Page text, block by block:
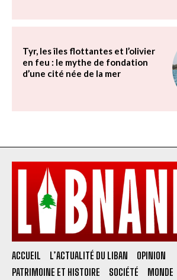
Tyr, les îles flottantes et l’olivier
en feu : le mythe de fondation
d’une cité née de la mer
ACCUEIL L’ACTUALITÉ DU LIBAN
OPINION
PATRIMOINE ET HISTOIRE
SOCIÉTÉ MONDE